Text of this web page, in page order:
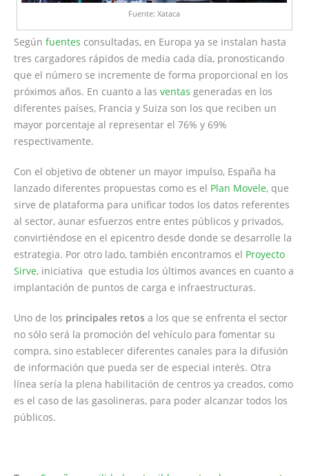
Fuente: Xataca
Según fuentes consultadas, en Europa ya se instalan hasta
tres cargadores rápidos de media cada día, pronosticando
que el número se incremente de forma proporcional en los
próximos años. En cuanto a las ventas generadas en los
diferentes países, Francia y Suiza son los que reciben un
mayor porcentaje al representar el 76% y 69%
respectivamente.
Con el objetivo de obtener un mayor impulso, España ha
lanzado diferentes propuestas como es el Plan Movele, que
sirve de plataforma para unificar todos los datos referentes
al sector, aunar esfuerzos entre entes públicos y privados,
convirtiéndose en el epicentro desde donde se desarrolle la
estrategia. Por otro lado, también encontramos el Proyecto
Sirve, iniciativa que estudia los últimos avances en cuanto a
implantación de puntos de carga e infraestructuras.
Uno de los principales retos a los que se enfrenta el sector
no sólo será la promoción del vehículo para fomentar su
compra, sino establecer diferentes canales para la difusión
de información que pueda ser de especial interés. Otra
línea sería la plena habilitación de centros ya creados, como
es el caso de las gasolineras, para poder alcanzar todos los
públicos.